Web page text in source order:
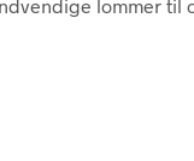
lommer til